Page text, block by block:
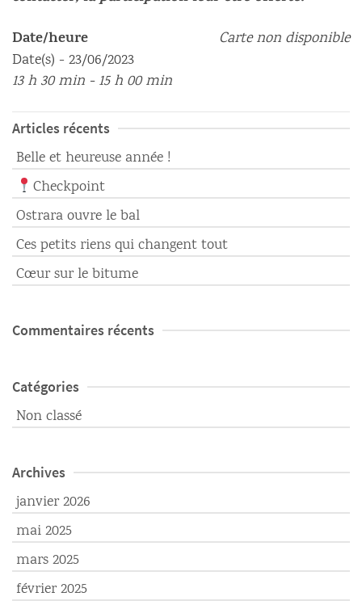
Carte non disponible
Date/heure
Date(s) - 23/06/2023
13 h 30 min - 15 h 00 min
Articles récents
Belle et heureuse année !
Checkpoint
Ostrara ouvre le bal
Ces petits riens qui changent tout
Cœur sur le bitume
Commentaires récents
Catégories
Non classé
Archives
janvier 2026
mai 2025
mars 2025
février 2025